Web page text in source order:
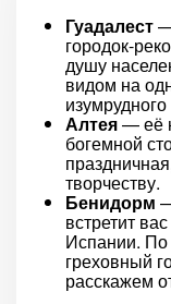
Гуадалест
городок-
душу
видом на
Алтея— её
богемной
творчеству.
Бенидорм
встретит
Испании. По
греховный
расскажем